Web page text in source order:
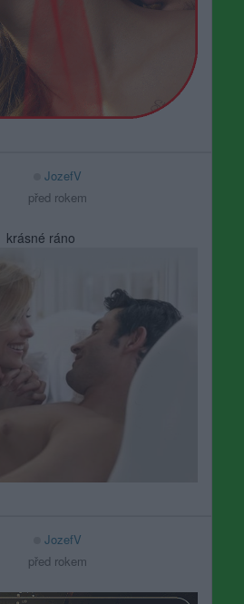
JozefV
před rokem
krásné ráno
JozefV
před rokem